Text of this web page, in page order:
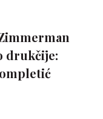
drukčije: